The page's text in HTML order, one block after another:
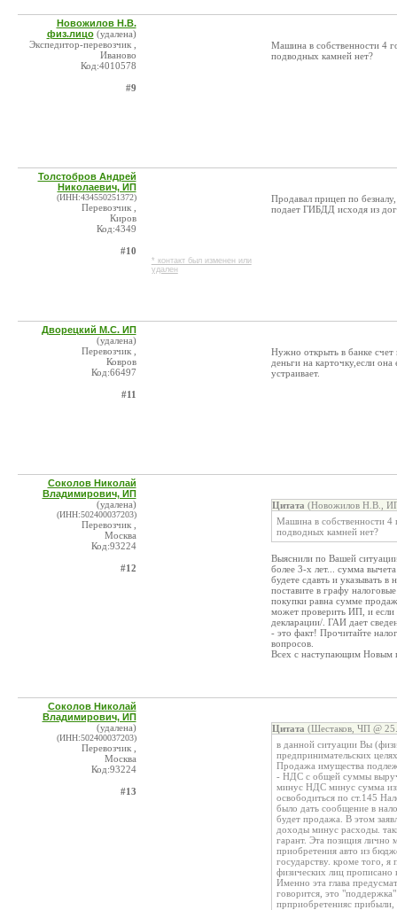
Новожилов Н.В.
физ.лицо (удалена)
Экспедитор-перевозчик ,
Иваново
Код:4010578
#9
Машина в собственности 4
подводных камней нет?
Толстобров Андрей
Николаевич, ИП
(ИНН:434550251372)
Перевозчик ,
Киров
Код:4349
#10
* контакт был изменен или
удален
Продавал прицеп по
подает ГИБДД исходя из
Дворецкий М.С. ИП
(удалена)
Перевозчик ,
Ковров
Код:66497
#11
Нужно открыть в банке счет
деньги на карточку,если
устраивает.
Соколов Николай
Владимирович, ИП
(удалена)
(ИНН:502400037203)
Перевозчик ,
Москва
Код:93224
#12
Цитата (Новожилов Н.В.,
Машина в собственности 4
подводных камней нет?
Выяснили по Вашей
более 3-х лет... сумма
будете сдавть и указывать
поставите в графу
покупки равна сумме
может проверить ИП, и если
декларации/. ГАИ дает
- это факт! Прочитайте
вопросов.
Всех с наступающим Новым
Соколов Николай
Владимирович, ИП
(удалена)
(ИНН:502400037203)
Перевозчик ,
Москва
Код:93224
#13
Цитата (Шестаков, ЧП @
в данной ситуации Вы
предпринимательских
Продажа имущества
- НДС с общей суммы
минус НДС минус сумма
освободиться по ст.145
было дать сообщение в
будет продажа. В этом
доходы минус расходы.
гарант. Эта позиция лично
приобретения авто из
государству. кроме того,
физических лиц прописано
Именно эта глава
говорится, это
прприобретенияс прибыли,